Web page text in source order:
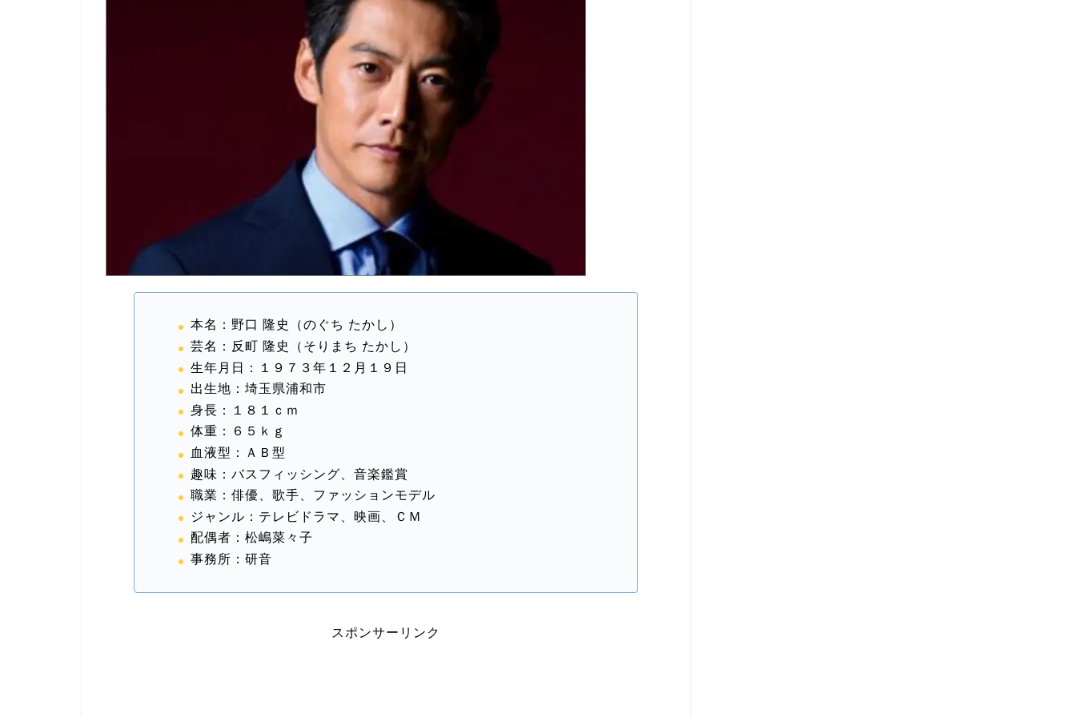
本名：野口 隆史（のぐち たかし）
芸名：反町 隆史（そりまち たかし）
生年月日：１９７３年１２月１９日
出生地：埼玉県浦和市
身長：１８１ｃｍ
体重：６５ｋｇ
血液型：ＡＢ型
趣味：バスフィッシング、音楽鑑賞
職業：俳優、歌手、ファッションモデル
ジャンル：テレビドラマ、映画、ＣＭ
配偶者：松嶋菜々子
事務所：研音
スポンサーリンク